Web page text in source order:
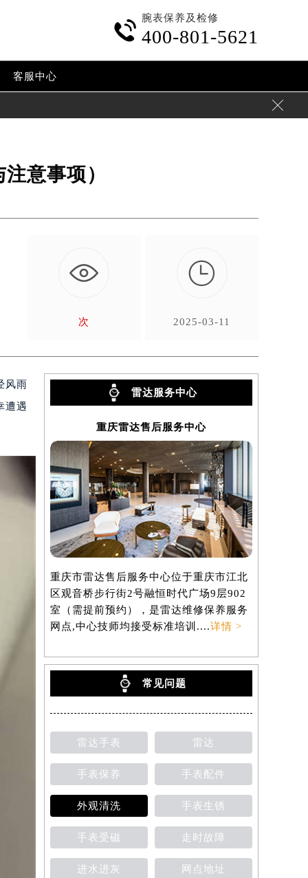

腕表保养及检修
400-801-5621
客服中心

意事项）
次

2025-03-11
风雨
遭遇
雷达服务中心
重庆雷达售后服务中心
重庆市雷达售后服务中心位于重庆市江北
区观音桥步行街2号融恒时代广场9层902
室（需提前预约），是雷达维修保养服务
网点,中心技师均接受标准培训....详情 >
常见问题
雷达手表 雷达
手表保养 手表配件
外观清洗 手表生锈
手表受磁 走时故障
进水进灰 网点地址